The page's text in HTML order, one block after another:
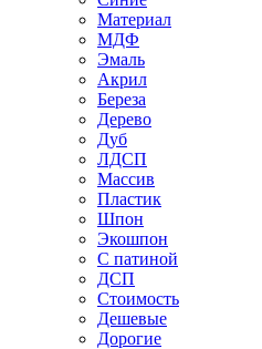
Материал
МДФ
Эмаль
Акрил
Береза
Дерево
Дуб
ЛДСП
Массив
Пластик
Шпон
Экошпон
С патиной
ДСП
Стоимость
Дешевые
Дорогие